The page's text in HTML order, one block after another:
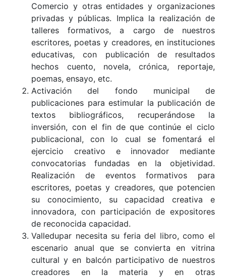
Comercio y otras entidades y organizaciones
privadas y públicas. Implica la realización de
talleres formativos, a cargo de nuestros
escritores, poetas y creadores, en instituciones
educativas, con publicación de resultados
hechos cuento, novela, crónica, reportaje,
poemas, ensayo, etc.
Activación del fondo municipal de
publicaciones para estimular la publicación de
textos bibliográficos, recuperándose la
inversión, con el fin de que continúe el ciclo
publicacional, con lo cual se fomentará el
ejercicio creativo e innovador mediante
convocatorias fundadas en la objetividad.
Realización de eventos formativos para
escritores, poetas y creadores, que potencien
su conocimiento, su capacidad creativa e
innovadora, con participación de expositores
de reconocida capacidad.
Valledupar necesita su feria del libro, como el
escenario anual que se convierta en vitrina
cultural y en balcón participativo de nuestros
creadores en la materia y en otras